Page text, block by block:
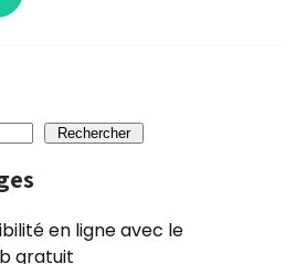
Rechercher
en ligne avec le
gratuit